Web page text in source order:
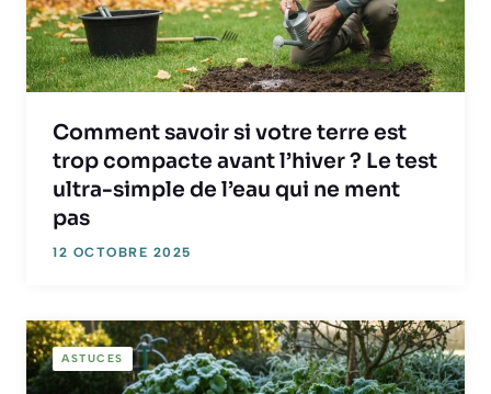
Comment savoir si votre terre est
trop compacte avant l’hiver ? Le test
ultra-simple de l’eau qui ne ment
pas
12 OCTOBRE 2025
ASTUCES